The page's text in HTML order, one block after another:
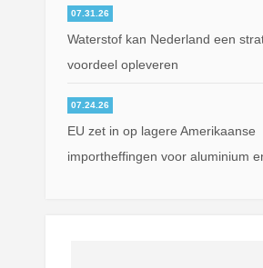
07.31.26
Waterstof kan Nederland een
voordeel opleveren
07.24.26
EU zet in op lagere Amerikaanse
importheffingen voor aluminium